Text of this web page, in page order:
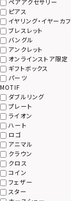
ペアアクセサリー
ピアス
イヤリング・イヤーカフ
ブレスレット
バングル
アンクレット
オンラインストア限定
ギフトボックス
パーツ
MOTIF
ダブルリング
プレート
ライオン
ハート
ロゴ
アニマル
クラウン
クロス
コイン
フェザー
スター